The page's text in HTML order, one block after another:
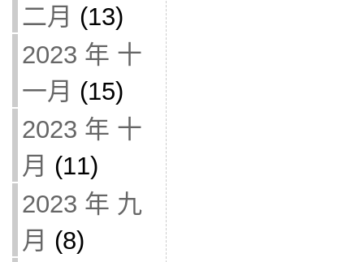
二月 (13)
2023 年 十
一月 (15)
2023 年 十
月 (11)
2023 年 九
月 (8)